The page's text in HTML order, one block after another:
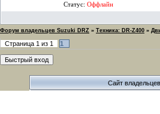
Статус: Оффлайн
Форум владельцев Suzuki DRZ » Техника: DR-Z400 »
Страница 1 из 1 1
Сайт